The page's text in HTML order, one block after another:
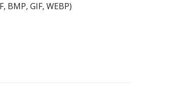
BMP, GIF, WEBP)